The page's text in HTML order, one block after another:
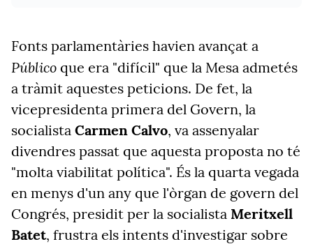
Fonts parlamentàries havien avançat a
Público que era "difícil" que la Mesa admetés
a tràmit aquestes peticions. De fet, la
vicepresidenta primera del Govern, la
socialista Carmen Calvo, va assenyalar
divendres passat que aquesta proposta no té
"molta viabilitat política". És la quarta vegada
en menys d'un any que l'òrgan de govern del
Congrés, presidit per la socialista Meritxell
Batet, frustra els intents d'investigar sobre